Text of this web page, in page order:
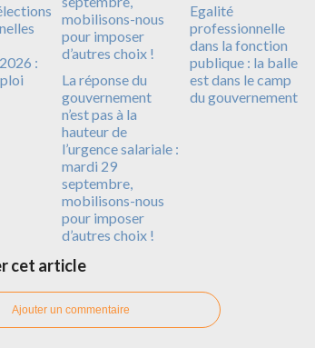
:
La réponse du
gouvernement
n’est pas à la
hauteur de
l’urgence salariale :
mardi 29
septembre,
mobilisons-nous
pour imposer
d’autres choix !
Egalité
professionnelle
dans la fonction
publique : la balle
est dans le camp
du gouvernement
cet article
Ajouter un commentaire